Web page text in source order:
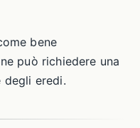
bene
può richiedere una
degli eredi.